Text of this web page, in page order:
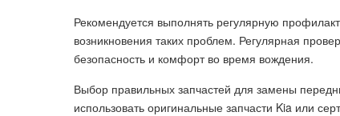
Рекомендуется выполнять регулярную
возникновения таких проблем. Регулярная
безопасность и комфорт во время вождения.
Выбор правильных запчастей для замены
использовать оригинальные запчасти Kia или